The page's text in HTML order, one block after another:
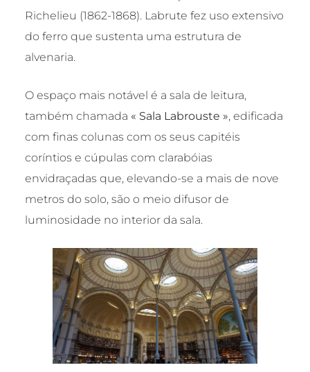
Richelieu (1862-1868). Labrute fez uso extensivo
do ferro que sustenta uma estrutura de
alvenaria.
O espaço mais notável é a sala de leitura,
também chamada « Sala Labrouste », edificada
com finas colunas com os seus capitéis
coríntios e cúpulas com clarabóias
envidraçadas que, elevando-se a mais de nove
metros do solo, são o meio difusor de
luminosidade no interior da sala.